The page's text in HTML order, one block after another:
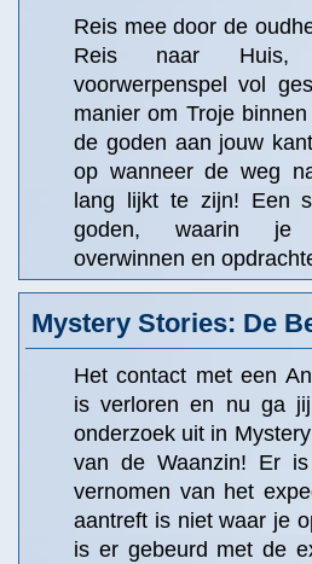
Reis mee door de
Reis naar Huis,
voorwerpenspel vol
manier om Troje
de goden aan jouw
op wanneer de weg
lang lijkt te zijn! Een
goden, waarin je
overwinnen en
Mystery Stories: De
Het contact met een
is verloren en nu ga
onderzoek uit in
van de Waanzin! Er
vernomen van het
aantreft is niet waar je
is er gebeurd met de